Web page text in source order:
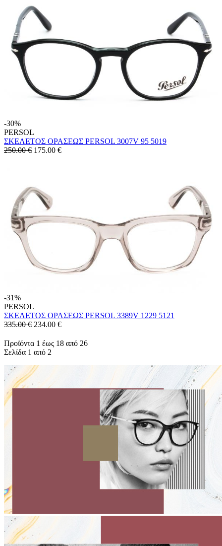
-30%
PERSOL
ΣΚΕΛΕΤΟΣ ΟΡΑΣΕΩΣ PERSOL 3007V 95 5019
250.00 € 175.00 €
-31%
PERSOL
ΣΚΕΛΕΤΟΣ ΟΡΑΣΕΩΣ PERSOL 3389V 1229 5121
335.00 € 234.00 €
Προϊόντα 1 έως 18 από 26
Σελίδα 1 από 2